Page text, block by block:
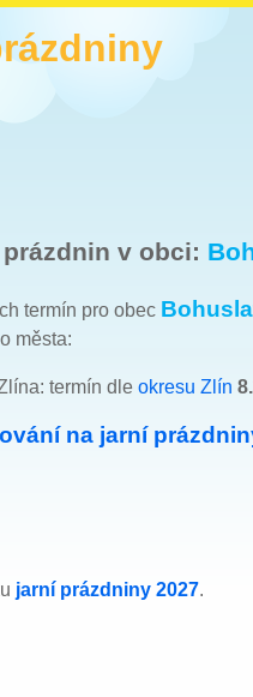
v obci:
termín pro obec
města:
termín dle okresu Zlín
na jarní
jarní prázdniny 2027.